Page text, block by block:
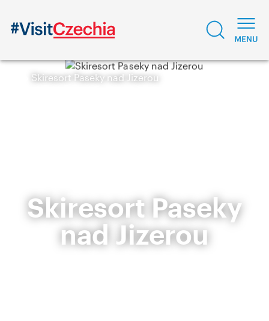
Skiresort Paseky nad Jizerou
Skiresort Paseky
nad Jizerou